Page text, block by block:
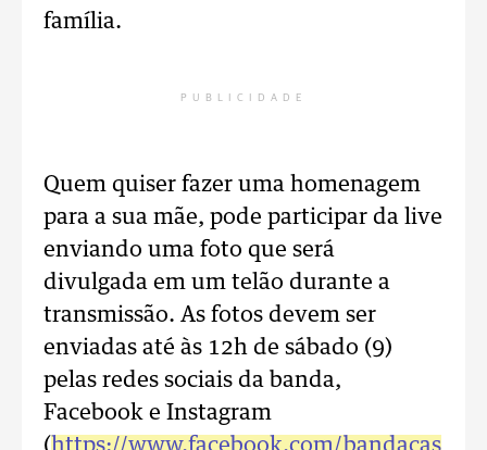
família.
PUBLICIDADE
Quem quiser fazer uma homenagem
para a sua mãe, pode participar da live
enviando uma foto que será
divulgada em um telão durante a
transmissão. As fotos devem ser
enviadas até às 12h de sábado (9)
pelas redes sociais da banda,
Facebook e Instagram
(https://www.facebook.com/bandacas